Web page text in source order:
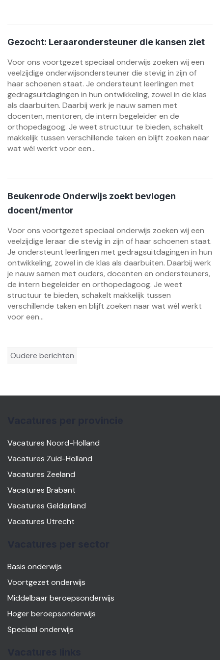
Gezocht: Leraarondersteuner die kansen ziet
Voor ons voortgezet speciaal onderwijs zoeken wij een
veelzijdige onderwijsondersteuner die stevig in zijn of
haar schoenen staat. Je ondersteunt leerlingen met
gedragsuitdagingen in hun ontwikkeling, zowel in de klas
als daarbuiten. Daarbij werk je nauw samen met
docenten, mentoren, de intern begeleider en de
orthopedagoog. Je weet structuur te bieden, schakelt
makkelijk tussen verschillende taken en blijft zoeken naar
wat wél werkt voor een...
Beukenrode Onderwijs zoekt bevlogen
docent/mentor
Voor ons voortgezet speciaal onderwijs zoeken wij een
veelzijdige leraar die stevig in zijn of haar schoenen staat.
Je ondersteunt leerlingen met gedragsuitdagingen in hun
ontwikkeling, zowel in de klas als daarbuiten. Daarbij werk
je nauw samen met ouders, docenten en ondersteuners,
de intern begeleider en orthopedagoog. Je weet
structuur te bieden, schakelt makkelijk tussen
verschillende taken en blijft zoeken naar wat wél werkt
voor een...
Berichtennavigatie
Oudere berichten
Vacatures Noord-Holland
Vacatures Zuid-Holland
Vacatures Zeeland
Vacatures Brabant
Vacatures Gelderland
Vacatures Utrecht
Basis onderwijs
Voortgezet onderwijs
Middelbaar beroepsonderwijs
Hoger beroepsonderwijs
Speciaal onderwijs